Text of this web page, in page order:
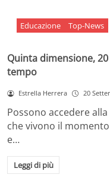
Educazione Top-News
Quinta dimensione,
tempo
Estrella Herrera 20
Possono accedere
che vivono il
e…
Leggi di più